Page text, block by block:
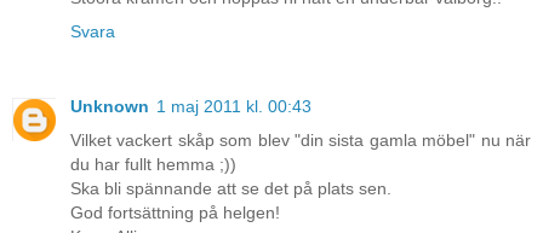
Svara
Unknown 1 maj 2011 kl. 00:43
Vilket vackert skåp som blev "din sista gamla möbel" nu när
du har fullt hemma ;))
Ska bli spännande att se det på plats sen.
God fortsättning på helgen!